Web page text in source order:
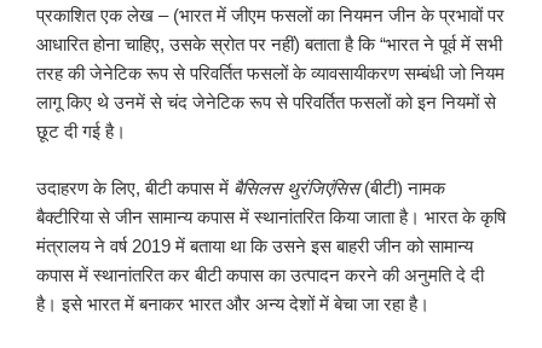
प्रकाशित एक लेख – (भारत में जीएम फसलों का नियमन जीन के प्रभावों पर
आधारित होना चाहिए, उसके स्रोत पर नहीं) बताता है कि “भारत ने पूर्व में सभी
तरह की जेनेटिक रूप से परिवर्तित फसलों के व्यावसायीकरण सम्बंधी जो नियम
लागू किए थे उनमें से चंद जेनेटिक रूप से परिवर्तित फसलों को इन नियमों से
छूट दी गई है।
उदाहरण के लिए, बीटी कपास में बैसिलस थुरंजिएंसिस(बीटी) नामक
बैक्टीरिया से जीन सामान्य कपास में स्थानांतरित किया जाता है। भारत के कृषि
मंत्रालय ने वर्ष 2019 में बताया था कि उसने इस बाहरी जीन को सामान्य
कपास में स्थानांतरित कर बीटी कपास का उत्पादन करने की अनुमति दे दी
है। इसे भारत में बनाकर भारत और अन्य देशों में बेचा जा रहा है।